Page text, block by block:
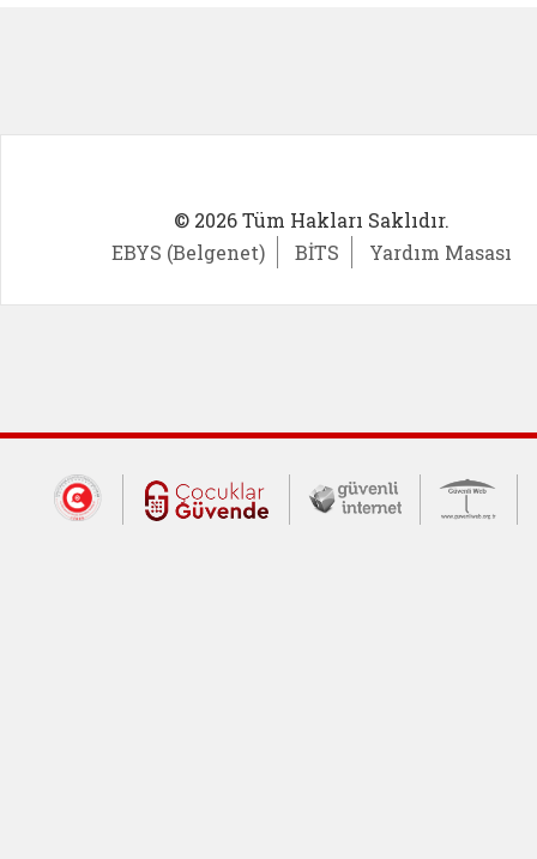
© 2026 Tüm Hakları Saklıdır.
EBYS (Belgenet)
BİTS Yardım Masası
Dış Bağlantılar
Cumhurbaşkanlığı İletişim Merkezi
Çocuklar Güvende (yeni
Güvenli